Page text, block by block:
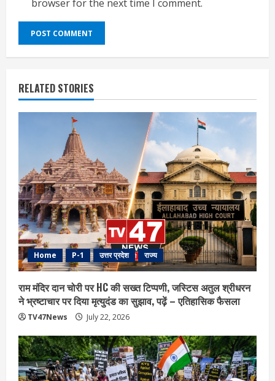
browser for the next time I comment.
RELATED STORIES
Home P-1 उत्तर प्रदेश राज्य
राम मंदिर दान चोरी पर HC की सख्त टिप्पणी, जस्टिस अतुल श्रीधरन
ने भ्रष्टाचार पर द‍िया मृत्युदंड का सुझाव, पढ़ें – एत‍िहास‍िक फैसला
TV47News July 22, 2026